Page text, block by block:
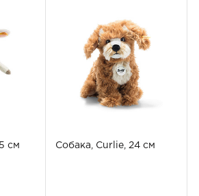
см Собака, Curlie, 24 см